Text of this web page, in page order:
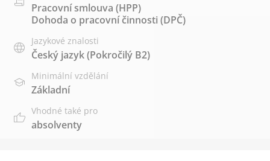
Pracovní smlouva (HPP)
Dohoda o pracovní činnosti (DPČ)
Jazykové znalosti
Český jazyk(Pokročilý B2)
Minimální vzdělání
Základní
Vhodné také pro
absolventy